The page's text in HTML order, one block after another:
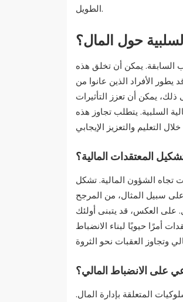
الطويل.
حول المال؟
السابقة. يمكن أن تخلق هذه
الأفراد الذين عانوا من
ذلك، يمكن أن تعزز التأثيرات
السلبية. يتطلب تجاوز هذه
المعتقدات المالية؟
تجاه الشؤون المالية. تشكل
على سبيل المثال، من المرجح
على العكس، قد يتبنى أولئك
أمرًا حيويًا لبناء الانضباط
على الانضباط المالي؟
المتعلقة بإدارة المال.